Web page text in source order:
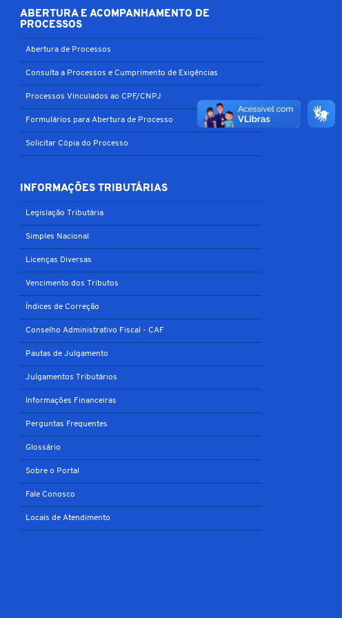
ABERTURA E ACOMPANHAMENTO DE
PROCESSOS
Abertura de Processos
Consulta a Processos e Cumprimento de Exigências
Processos Vinculados ao CPF/CNPJ
Formulários para Abertura de Processo
Solicitar Cópia do Processo
INFORMAÇÕES TRIBUTÁRIAS
Legislação Tributária
Simples Nacional
Licenças Diversas
Vencimento dos Tributos
Índices de Correção
Conselho Administrativo Fiscal - CAF
Pautas de Julgamento
Julgamentos Tributários
Informações Financeiras
Perguntas Frequentes
Glossário
Sobre o Portal
Fale Conosco
Locais de Atendimento